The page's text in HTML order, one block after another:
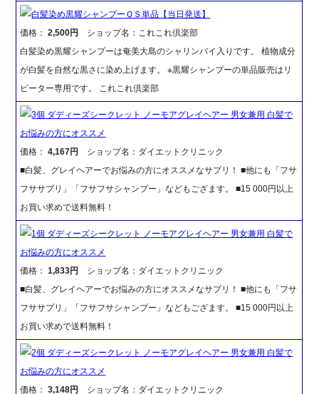
白髪染め黒耀シャンプーＱＳ単品【当日発送】
価格：2,500円
ショップ名：これこれ倶楽部
白髪染め黒耀シャンプーは奄美大島のシャリンバイ入りです。 植物成分
が白髪を自然な黒さに染め上げます。 ※黒耀シャンプーの単品販売はリ
ピーター専用です。 これこれ倶楽部
3個 ダディーズシークレット ノーモアグレイヘアー 男女兼用 白髪で
お悩みの方にオススメ
価格：4,167円
ショップ名：ダイエットクリニック
■白髪、グレイヘアーでお悩みの方にオススメなサプリ！ ■他にも「フサ
フササプリ」「フサフサシャンプー」などもござます。 ■15 000円以上
お買い求めで送料無料！
1個 ダディーズシークレット ノーモアグレイヘアー 男女兼用 白髪で
お悩みの方にオススメ
価格：1,833円
ショップ名：ダイエットクリニック
■白髪、グレイヘアーでお悩みの方にオススメなサプリ！ ■他にも「フサ
フササプリ」「フサフサシャンプー」などもござます。 ■15 000円以上
お買い求めで送料無料！
2個 ダディーズシークレット ノーモアグレイヘアー 男女兼用 白髪で
お悩みの方にオススメ
価格：3,148円
ショップ名：ダイエットクリニック